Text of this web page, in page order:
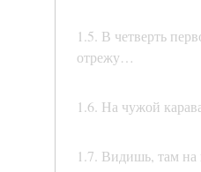
1.5. В четверть
отрежу…
1.6. На чужой
1.7. Видишь, там